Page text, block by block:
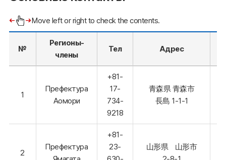
Move left or right to check the contents.
№
Регионы-
члены
Тел Адрес
1
Префектура
Аомори
+81-
17-
734-
9218
青森県 青森市
長島 1-1-1
2
Префектура
+81-
23-
山形県 山形市